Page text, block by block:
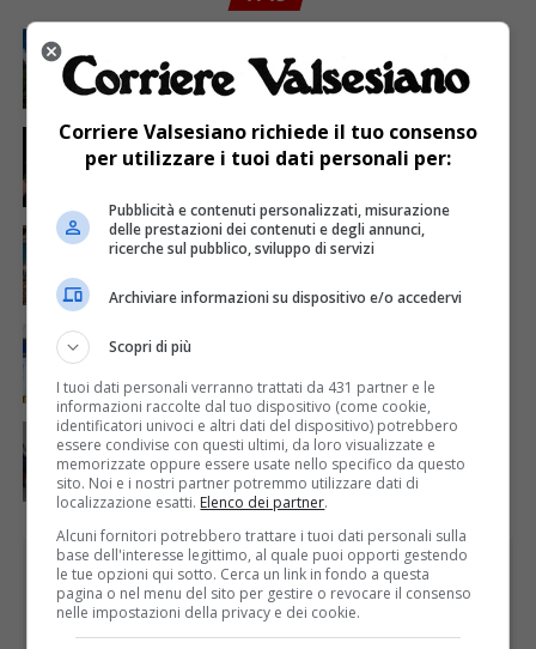
Attivato il servizio di Guardia medica turistica ad
Alagna
ATTUALITÀ 4 giorni fa
Sabato 8 agosto in piazza a Varallo Gran Galà Lirico
ATTUALITÀ 4 giorni fa
Concluso il Master Gessi Summer Excellence 2026
In biblioteca a Varallo inaugurazione della mostra
fotografica di Sergio Lombardi
ATTUALITÀ 3 giorni fa
Festa Walser delle genti valsesiane quinta edizione
PUBBLICITÀ
Corriere Valsesiano richiede il tuo consenso
per utilizzare i tuoi dati personali per:
Pubblicità e contenuti personalizzati, misurazione
delle prestazioni dei contenuti e degli annunci,
ricerche sul pubblico, sviluppo di servizi
Archiviare informazioni su dispositivo e/o accedervi
Scopri di più
I tuoi dati personali verranno trattati da 431 partner e le
informazioni raccolte dal tuo dispositivo (come cookie,
identificatori univoci e altri dati del dispositivo) potrebbero
essere condivise con questi ultimi, da loro visualizzate e
memorizzate oppure essere usate nello specifico da questo
sito. Noi e i nostri partner potremmo utilizzare dati di
localizzazione esatti. Elenco dei partner.
Alcuni fornitori potrebbero trattare i tuoi dati personali sulla
base dell'interesse legittimo, al quale puoi opporti gestendo
le tue opzioni qui sotto. Cerca un link in fondo a questa
pagina o nel menu del sito per gestire o revocare il consenso
nelle impostazioni della privacy e dei cookie.